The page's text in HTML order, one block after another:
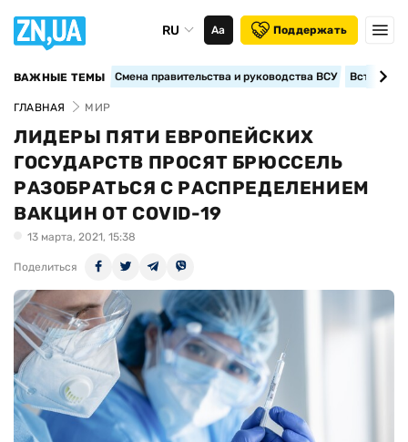
RU Аа Поддержать
ВАЖНЫЕ ТЕМЫ Смена правительства и руководства ВСУ
ГЛАВНАЯ МИР
ЛИДЕРЫ ПЯТИ ЕВРОПЕЙСКИХ
ГОСУДАРСТВ ПРОСЯТ БРЮССЕЛЬ
РАЗОБРАТЬСЯ С РАСПРЕДЕЛЕНИЕМ
ВАКЦИН ОТ COVID-19
13 марта, 2021, 15:38
Поделиться